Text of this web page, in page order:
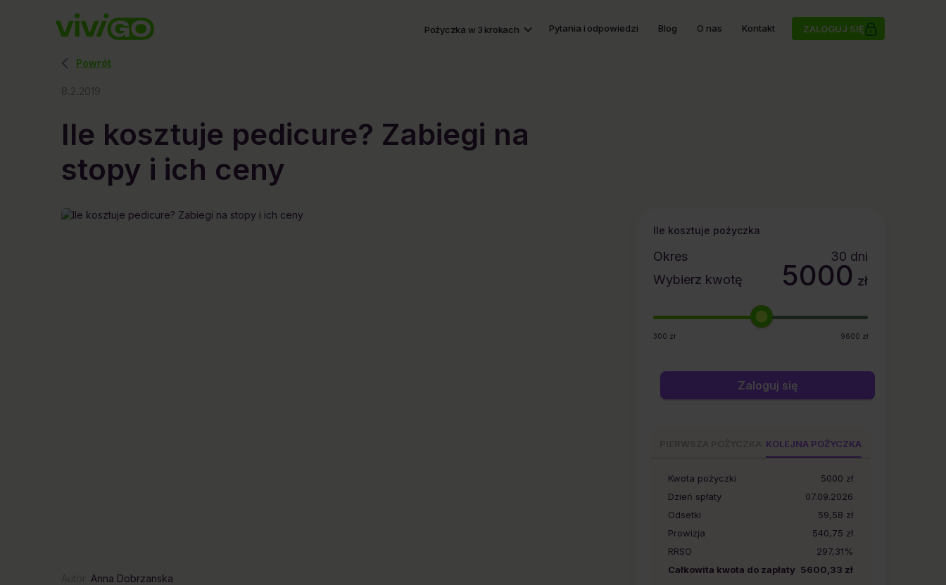
Pożyczka w 3 krokach Pytania i odpowiedzi Blog O nas Kontakt ZALOGUJ SIĘ
Powrót
Ile kosztuje pedicure? Zabiegi na
stopy i ich ceny
Anna Dobrzanska
Ile kosztuje pożyczka
Okres 30 dni
Wybierz kwotę
5000 zł
300 zł 9600 zł
Zaloguj się
KOLEJNA POŻYCZKA
Kwota pożyczki 5000 zł
Dzień spłaty
07.09.2026
Odsetki
59,58 zł
Prowizja
540,75 zł
RRSO
297,31%
Całkowita kwota do zapłaty 5600,33 zł